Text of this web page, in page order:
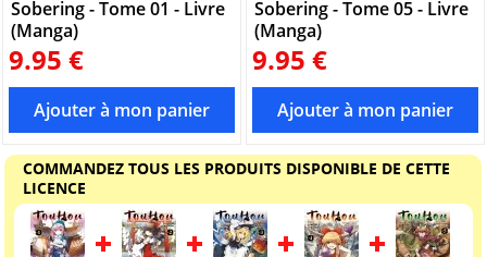
Sobering - Tome 01 - Livre
(Manga)
9.95 €
Sobering - Tome 05 - Livre
(Manga)
9.95 €
COMMANDEZ TOUS LES PRODUITS DISPONIBLE DE CETTE
LICENCE